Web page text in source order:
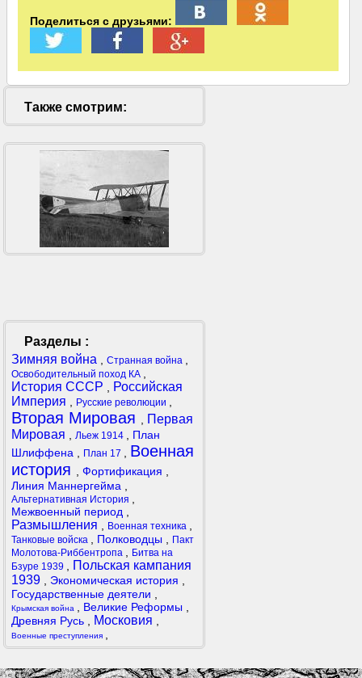
Поделиться с друзьями:
Также смотрим:
Разделы :
Зимняя война
Странная война
Освободительный поход КА
История СССР
Российская
Империя
Русские революции
Вторая Мировая
Первая
Мировая
Льеж 1914
План
Шлиффена
План 17
Военная
история
Фортификация
Линия Маннергейма
Альтернативная История
Межвоенный период
Размышления Военная техника
Танковые войска Полководцы
Пакт
Молотова-Риббентропа
Битва на
Бзуре 1939
Польская кампания
1939
Экономическая история
Государственные деятели
Крымская война Великие Реформы
Древняя Русь
Московия
Военные преступления